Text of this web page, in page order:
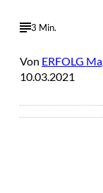
3 Min.
Von ERFOLG
10.03.2021